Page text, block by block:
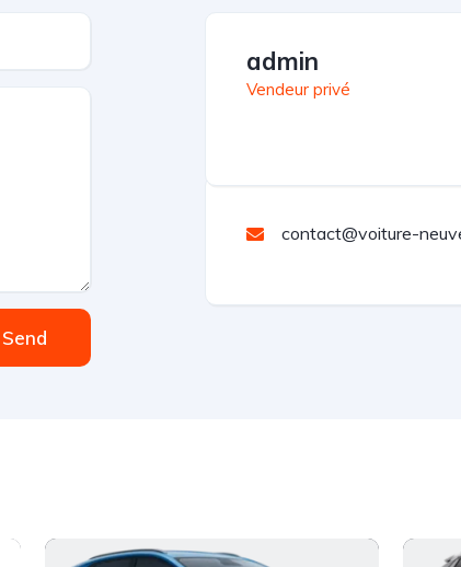
Send
admin
Vendeur privé
contact@voiture-